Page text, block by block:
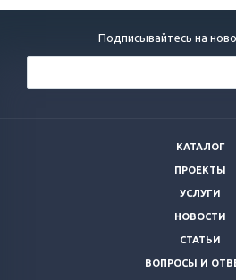
Подписывайтесь на
КАТАЛОГ
ПРОЕКТЫ
УСЛУГИ
НОВОСТИ
СТАТЬИ
ВОПРОСЫ И